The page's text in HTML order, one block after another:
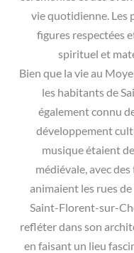
vie quotidienne. Les
figures respectées
spirituel et
Bien que la vie au
les habitants de
également connu
développement
musique étaient
médiévale, avec
animaient les rues
Saint-Florent-sur-
refléter dans son
en faisant un lieu